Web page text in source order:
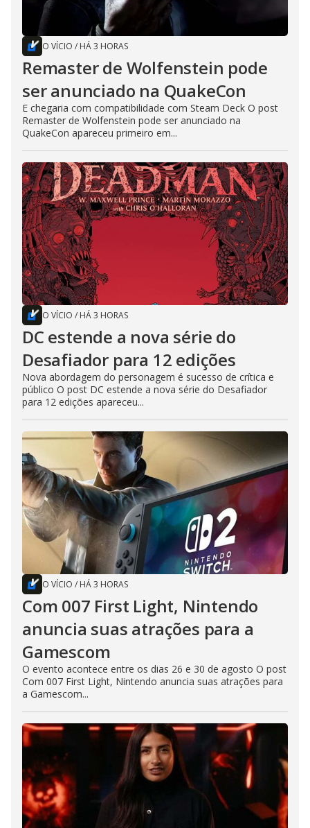
O VÍCIO / HÁ 3 HORAS
Remaster de Wolfenstein pode
ser anunciado na QuakeCon
E chegaria com compatibilidade com Steam Deck O post
Remaster de Wolfenstein pode ser anunciado na
QuakeCon apareceu primeiro em...
O VÍCIO / HÁ 3 HORAS
DC estende a nova série do
Desafiador para 12 edições
Nova abordagem do personagem é sucesso de crítica e
público O post DC estende a nova série do Desafiador
para 12 edições apareceu...
O VÍCIO / HÁ 3 HORAS
Com 007 First Light, Nintendo
anuncia suas atrações para a
Gamescom
O evento acontece entre os dias 26 e 30 de agosto O post
Com 007 First Light, Nintendo anuncia suas atrações para
a Gamescom...